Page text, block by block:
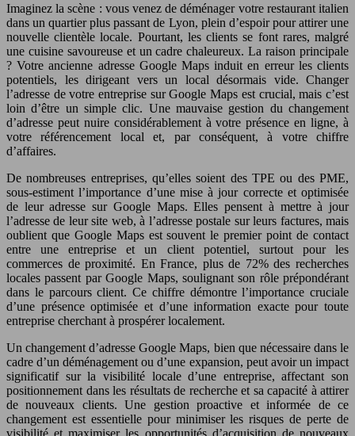
Imaginez la scène : vous venez de déménager votre restaurant italien
dans un quartier plus passant de Lyon, plein d’espoir pour attirer une
nouvelle clientèle locale. Pourtant, les clients se font rares, malgré
une cuisine savoureuse et un cadre chaleureux. La raison principale
? Votre ancienne adresse Google Maps induit en erreur les clients
potentiels, les dirigeant vers un local désormais vide. Changer
l’adresse de votre entreprise sur Google Maps est crucial, mais c’est
loin d’être un simple clic. Une mauvaise gestion du changement
d’adresse peut nuire considérablement à votre présence en ligne, à
votre référencement local et, par conséquent, à votre chiffre
d’affaires.
De nombreuses entreprises, qu’elles soient des TPE ou des PME,
sous-estiment l’importance d’une mise à jour correcte et optimisée
de leur adresse sur Google Maps. Elles pensent à mettre à jour
l’adresse de leur site web, à l’adresse postale sur leurs factures, mais
oublient que Google Maps est souvent le premier point de contact
entre une entreprise et un client potentiel, surtout pour les
commerces de proximité. En France, plus de 72% des recherches
locales passent par Google Maps, soulignant son rôle prépondérant
dans le parcours client. Ce chiffre démontre l’importance cruciale
d’une présence optimisée et d’une information exacte pour toute
entreprise cherchant à prospérer localement.
Un changement d’adresse Google Maps, bien que nécessaire dans le
cadre d’un déménagement ou d’une expansion, peut avoir un impact
significatif sur la visibilité locale d’une entreprise, affectant son
positionnement dans les résultats de recherche et sa capacité à attirer
de nouveaux clients. Une gestion proactive et informée de ce
changement est essentielle pour minimiser les risques de perte de
visibilité et maximiser les opportunités d’acquisition de nouveaux